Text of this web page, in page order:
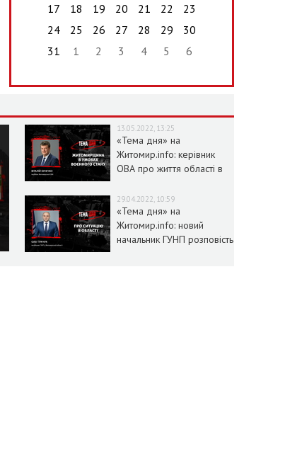
17
18 19 20 21 22
23
24
25 26 27 28 29
30
31
1 2 3 4 5 6
13.05.2022, 13:25
«Тема дня» на
Житомир.info: керівник
ОВА про життя області в
29.04.2022, 10:59
«Тема дня» на
Житомир.info: новий
начальник ГУНП розповість